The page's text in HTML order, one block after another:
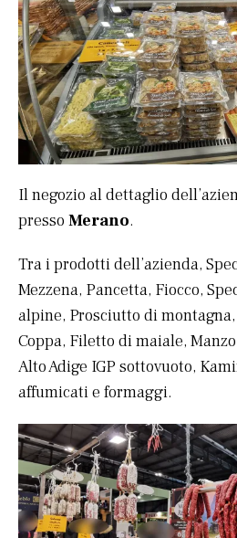
Il negozio al dettaglio
presso Merano.
Tra i prodotti dell’azienda,
Mezzena, Pancetta, Fiocco,
alpine, Prosciutto di
Coppa, Filetto di maiale,
Alto Adige IGP sottovuoto,
affumicati e formaggi.